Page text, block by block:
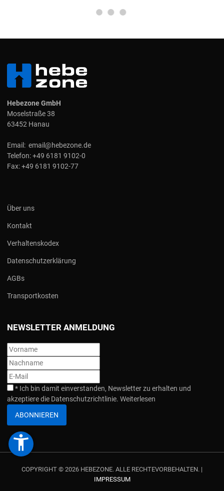
Hebezone GmbH
Moselstraße 38
63452 Hanau
Email: email@hebezone.de
Telefon:+49 6181 9102-0
Fax:+49 6181 9102-77
Über uns
Kontakt
Verhaltenskodex
Datenschutzerklärung
AGBs
Transportkosten
NEWSLETTER ANMELDUNG
* Ich bin damit einverstanden, Newsletter zu erhalten und
akzeptiere die Datenschutzrichtlinie. Weiterlesen
ABONNIEREN
COPYRIGHT © 2026 HEBEZONE. ALLE RECHTEVORBEHALTEN. |
IMPRESSUM
accessibility_new